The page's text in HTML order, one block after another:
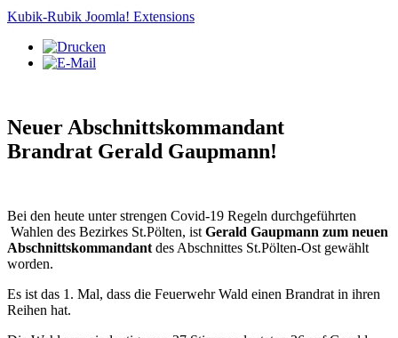
Kubik-Rubik Joomla! Extensions
Neuer Abschnittskommandant
Brandrat Gerald Gaupmann!
Bei den heute unter strengen Covid-19 Regeln durchgeführten
Wahlen des Bezirkes St.Pölten, ist Gerald Gaupmann zum neuen
Abschnittskommandant des Abschnittes St.Pölten-Ost gewählt
worden.
Es ist das 1. Mal, dass die Feuerwehr Wald einen Brandrat in ihren
Reihen hat.